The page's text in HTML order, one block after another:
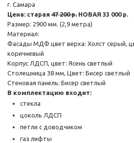
г. Самара
Цена: старая 47 200 р. НОВАЯ 33 000 р.
Размер: 2900 мм. (2,9 метра)
Материал:
Фасады МДФ цвет верха: Холст серый,
коричневый
Корпус ЛДСП, цвет: Ясень светлый
Столешница 38 мм, Цвет: Бисер светлый
Стеновая панель: Бисер светлый
В комплектацию входит:
стекла
цоколь ЛДСП
петли с доводчиком
газ лифты